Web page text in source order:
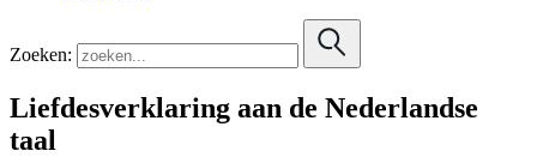
Zoeken:
Liefdesverklaring aan de Nederlandse
taal